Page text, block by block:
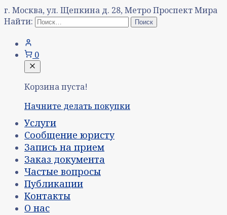
г. Москва, ул. Щепкина д. 28, Метро Проспект Мира
Найти:
0
Корзина пуста!
Начните делать покупки
Услуги
Сообщение юристу
Запись на прием
Заказ документа
Частые вопросы
Публикации
Контакты
О нас